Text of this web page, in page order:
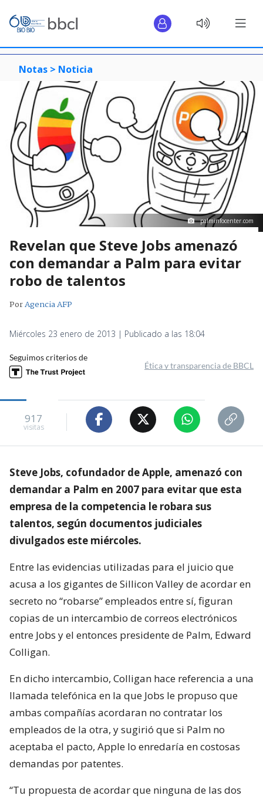
Notas > Noticia
palminfocenter.com
Revelan que Steve Jobs amenazó
con demandar a Palm para evitar
robo de talentos
PorAgencia AFP
Miércoles 23 enero de 2013 | Publicado a las 18:04
Seguimos criterios de
Ética y transparencia de BBCL
917
visitas
Steve Jobs, cofundador de Apple, amenazó con
demandar a Palm en 2007 para evitar que esta
empresa de la competencia le robara sus
talentos, según documentos judiciales
divulgados este miércoles.
Entre las evidencias utilizadas para el juicio que
acusa a los gigantes de Sillicon Valley de acordar en
secreto no “robarse” empleados entre sí, figuran
copias de un intercambio de correos electrónicos
entre Jobs y el entonces presidente de Palm, Edward
Colligan.
En dicho intercambio, Colligan hace referencia a una
llamada telefónica en la que Jobs le propuso que
ambas compañías acordaran no contratar los
empleados de la otra, y sugirió que si Palm no
aceptaba el pacto, Apple lo enredaría en costosas
demandas por patentes.
“Tu propuesta de acordar que ninguna de las dos